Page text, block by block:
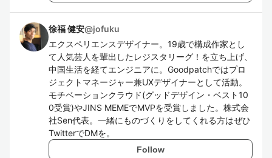
徐福 健安@jofuku
エクスペリエンスデザイナー。19歳で構成作家とし
て人気芸人を輩出したレジスタリーグ！を立ち上げ、
中国生活を経てエンジニアに。Goodpatchではプロ
ジェクトマネージャー兼UXデザイナーとして活動。
モチベーションクラウド(グッドデザイン・ベスト10
0受賞)やJINS MEMEでMVPを受賞しました。株式会
社Sen代表。一緒にものづくりをしてくれる方はぜひ
TwitterでDMを。
Follow